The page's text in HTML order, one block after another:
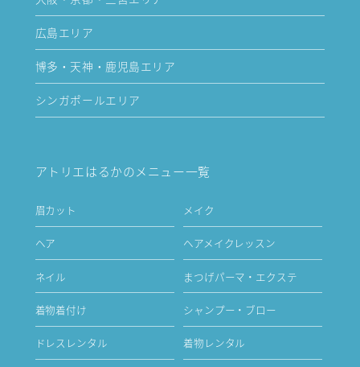
広島エリア
博多・天神・鹿児島エリア
シンガポールエリア
アトリエはるかのメニュー一覧
眉カット メイク
ヘア ヘアメイクレッスン
ネイル まつげパーマ・エクステ
着物着付け シャンプー・ブロー
ドレスレンタル 着物レンタル